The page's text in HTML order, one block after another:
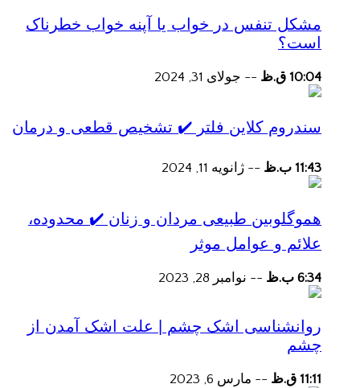
مشکل تنفس در خواب یا آپنه خواب خطرناک
است؟
10:04 ق.ظ -- جولای 31, 2024
سندروم کلاین فلتر ✔️ تشخیص قطعی و درمان
11:43 ب.ظ -- ژانویه 11, 2024
هموگلوبین طبیعی مردان و زنان ✔️ محدوده،
علائم و عوامل موثر
6:34 ب.ظ -- نوامبر 28, 2023
روانشناسی اشک چشم | علت اشک آمدن از
چشم
11:11 ق.ظ -- مارس 6, 2023